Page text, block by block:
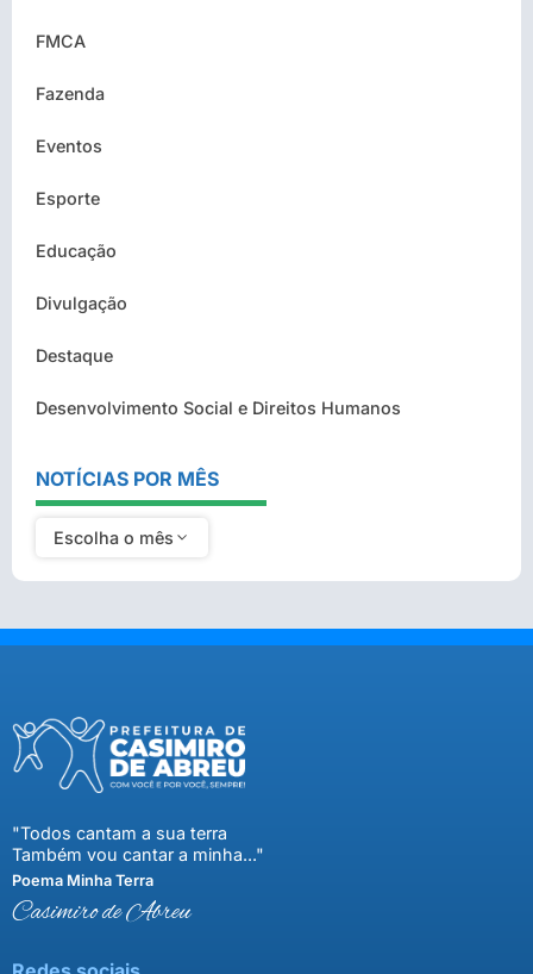
FMCA
Fazenda
Eventos
Esporte
Educação
Divulgação
Destaque
Desenvolvimento Social e Direitos Humanos
NOTÍCIAS POR MÊS
Escolha o mês
"Todos cantam a sua terra
Também vou cantar a minha..."
Poema Minha Terra
Casimiro de Abreu